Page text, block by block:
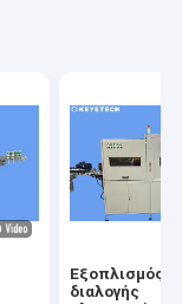
Εξοπλισμός
διαλογής